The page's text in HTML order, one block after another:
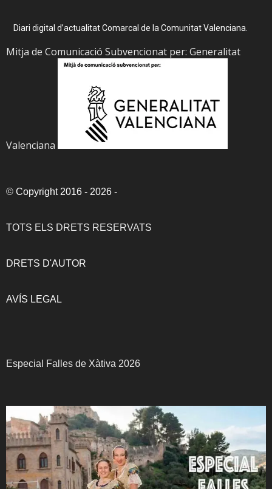
Diari digital d’actualitat Comarcal de la Comunitat Valenciana.
Mitja de Comunicació Subvencionat per: Generalitat
Valenciana
© Copyright 2016 - 2026 -
TOTS ELS DRETS RESERVATS
DRETS D'AUTOR
AVÍS LEGAL
Especial Falles de Xàtiva 2026